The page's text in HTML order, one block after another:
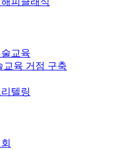
교육
교육 거점 구축
텔링